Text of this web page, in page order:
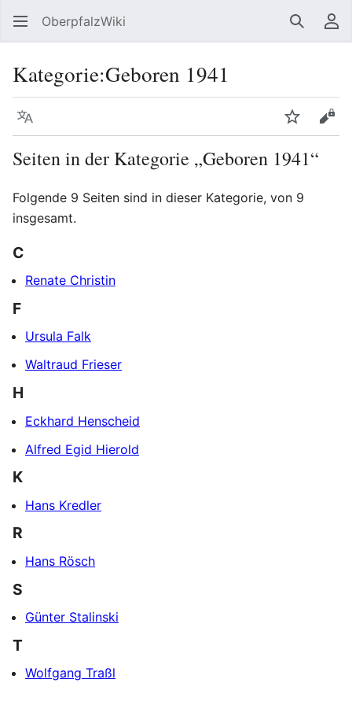
OberpfalzWiki Suchen
Kategorie:Geboren 1941
Sprache
Seiten in der Kategorie „Geboren 1941“
Folgende 9 Seiten sind in dieser Kategorie, von 9
insgesamt.
C
Renate Christin
F
Ursula Falk
Waltraud Frieser
H
Eckhard Henscheid
Alfred Egid Hierold
K
Hans Kredler
R
Hans Rösch
S
Günter Stalinski
T
Wolfgang Traßl